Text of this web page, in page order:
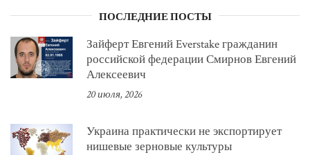
ПОСЛЕДНИЕ ПОСТЫ
Зайферт Евгений Everstake гражданин
российской федерации Смирнов Евгений
Алексеевич
20 июля, 2026
Украина практически не экспортирует
нишевые зерновые культуры